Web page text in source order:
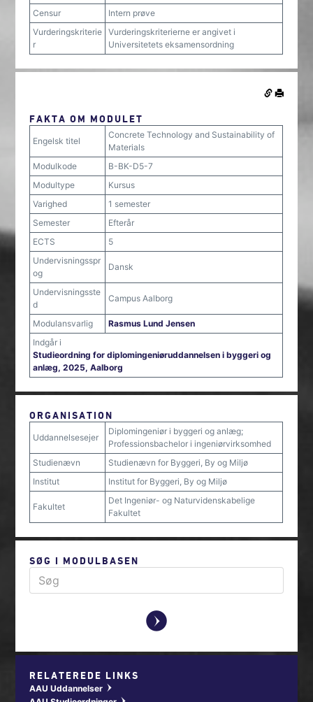
Censur
Intern prøve
Vurderingskriterie
r
Vurderingskriterierne er angivet i
Universitetets eksamensordning
FAKTA OM MODULET
Engelsk titel
Concrete Technology and Sustainability of
Materials
Modulkode
B-BK-D5-7
Modultype
Kursus
Varighed
1 semester
Semester
Efterår
ECTS
5
Undervisningsspr
og
Dansk
Undervisningsste
d
Campus Aalborg
Modulansvarlig
Rasmus Lund Jensen
Indgår i
Studieordning for diplomingeniøruddannelsen i byggeri og
anlæg, 2025, Aalborg
ORGANISATION
Uddannelsesejer
Diplomingeniør i byggeri og anlæg;
Professionsbachelor i ingeniørvirksomhed
Studienævn
Studienævn for Byggeri, By og Miljø
Institut
Institut for Byggeri, By og Miljø
Fakultet
Det Ingeniør- og Naturvidenskabelige
Fakultet
SØG I MODULBASEN
y
RELATEREDE LINKS
AAU Uddannelser w